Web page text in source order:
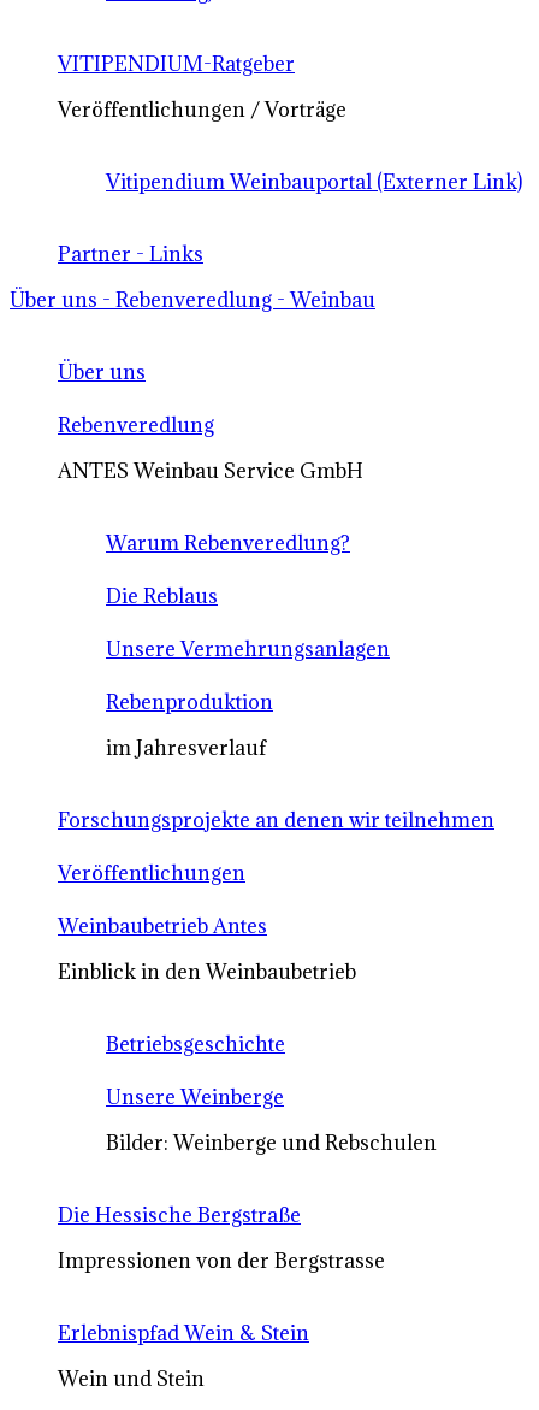
VITIPENDIUM-Ratgeber
Veröffentlichungen / Vorträge
Vitipendium Weinbauportal (Externer Link)
Partner - Links
Über uns - Rebenveredlung - Weinbau
Über uns
Rebenveredlung
ANTES Weinbau Service GmbH
Warum Rebenveredlung?
Die Reblaus
Unsere Vermehrungsanlagen
Rebenproduktion
im Jahresverlauf
Forschungsprojekte an denen wir teilnehmen
Veröffentlichungen
Weinbaubetrieb Antes
Einblick in den Weinbaubetrieb
Betriebsgeschichte
Unsere Weinberge
Bilder: Weinberge und Rebschulen
Die Hessische Bergstraße
Impressionen von der Bergstrasse
Erlebnispfad Wein & Stein
Wein und Stein